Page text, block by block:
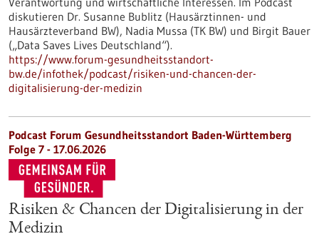
diskutieren Dr. Susanne Bublitz (Hausärztinnen- und
Hausärzteverband BW), Nadia Mussa (TK BW) und Birgit Bauer
(„Data Saves Lives Deutschland“).
https://www.forum-gesundheitsstandort-
bw.de/infothek/podcast/risiken-und-chancen-der-
digitalisierung-der-medizin
Podcast Forum Gesundheitsstandort Baden-Württemberg
Folge 7 - 17.06.2026
Risiken & Chancen der Digitalisierung in der
Medizin